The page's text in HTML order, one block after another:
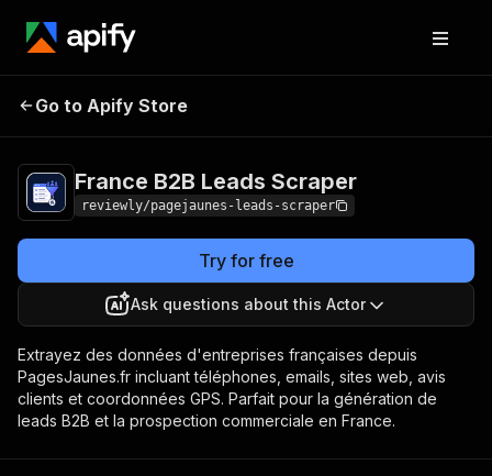
France B2B
Go to Apify Store
France B2B Leads Scraper
reviewly/pagejaunes-leads-scraper
Try for free
Ask questions about this Actor
Extrayez des données d'entreprises françaises depuis
PagesJaunes.fr incluant téléphones, emails, sites web, avis
clients et coordonnées GPS. Parfait pour la génération de
leads B2B et la prospection commerciale en France.